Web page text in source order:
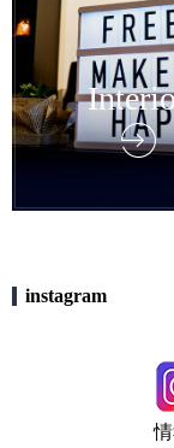
instagram